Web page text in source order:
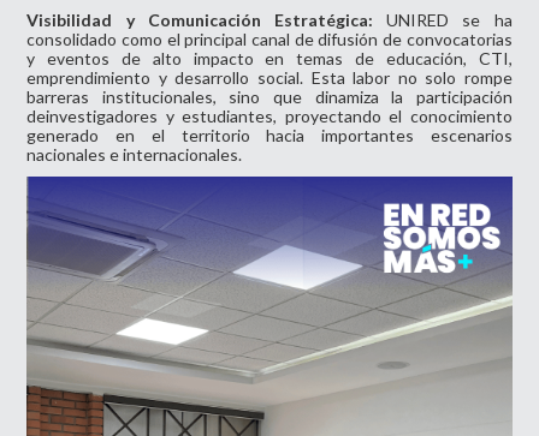
Visibilidad y Comunicación Estratégica: UNIRED se ha
consolidado como el principal canal de difusión de convocatorias
y eventos de alto impacto en temas de educación, CTI,
emprendimiento y desarrollo social. Esta labor no solo rompe
barreras institucionales, sino que dinamiza la participación
deinvestigadores y estudiantes, proyectando el conocimiento
generado en el territorio hacia importantes escenarios
nacionales e internacionales.